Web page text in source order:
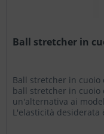
Ball stretcher in
Ball stretcher in cuoio
ball stretcher in cuoio
un'alternativa ai
L'elasticità desiderata